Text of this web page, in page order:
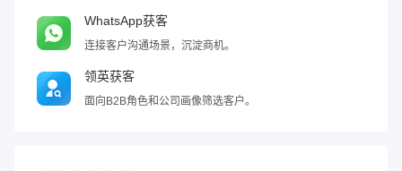
WhatsApp获客
连接客户沟通场景，沉淀商机。
领英获客
面向B2B角色和公司画像筛选客户。